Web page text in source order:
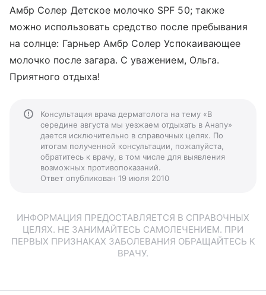
Амбр Солер Детское молочко SPF 50; также
можно использовать средство после пребывания
на солнце: Гарньер Амбр Солер Успокаивающее
молочко после загара. С уважением, Ольга.
Приятного отдыха!
Консультация врача дерматолога на тему «В
середине августа мы уезжаем отдыхать в Анапу»
дается исключительно в справочных целях. По
итогам полученной консультации, пожалуйста,
обратитесь к врачу, в том числе для выявления
возможных противопоказаний.
Ответ опубликован 19 июля 2010
ИНФОРМАЦИЯ ПРЕДОСТАВЛЯЕТСЯ В СПРАВОЧНЫХ
ЦЕЛЯХ. НЕ ЗАНИМАЙТЕСЬ САМОЛЕЧЕНИЕМ. ПРИ
ПЕРВЫХ ПРИЗНАКАХ ЗАБОЛЕВАНИЯ ОБРАЩАЙТЕСЬ К
ВРАЧУ.